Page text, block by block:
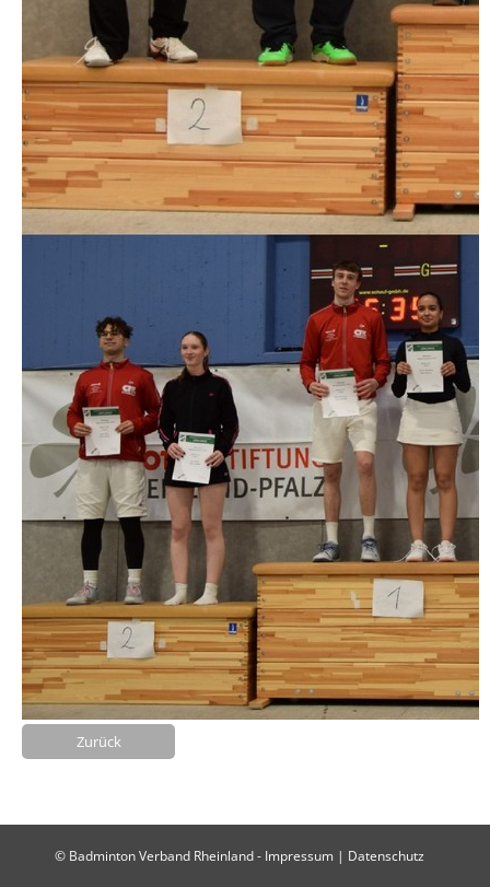
Zurück
© Badminton Verband Rheinland - Impressum | Datenschutz